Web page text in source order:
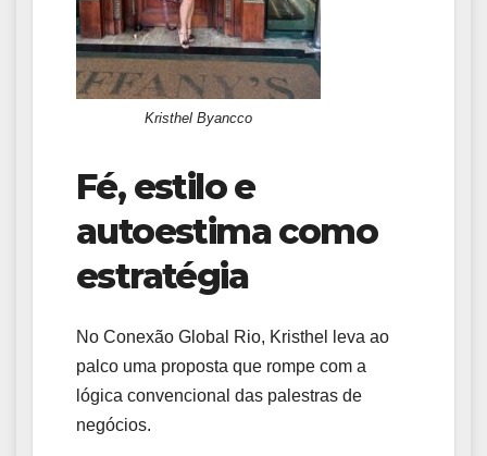
Kristhel Byancco
Fé, estilo e
autoestima como
estratégia
No Conexão Global Rio, Kristhel leva ao
palco uma proposta que rompe com a
lógica convencional das palestras de
negócios.